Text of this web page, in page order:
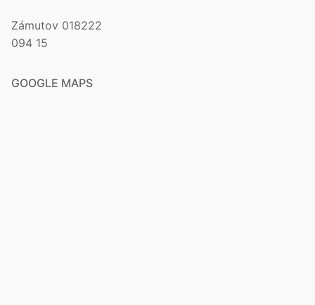
Zámutov 018222
094 15
GOOGLE MAPS